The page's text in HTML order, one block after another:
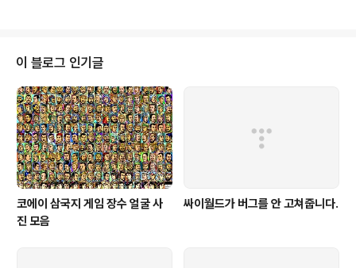
영적 열등감을 가지게 된다. 크루거와 더닝은 “능력이 없는 사람의 착오는 자신
에 대한 오해에서 기인한 반면, 능력이 있는 사람의 착오는 다른 사람에 ..
이 블로그 인기글
코에이 삼국지 게임 장수 얼굴 사
진 모음
싸이월드가 버그를 안 고쳐줍니다.